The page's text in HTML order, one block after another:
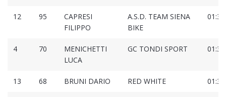
12 95
CAPRESI
FILIPPO
A.S.D. TEAM SIENA
BIKE
4 70
MENICHETTI
LUCA
GC TONDI SPORT
13 68 BRUNI DARIO RED WHITE